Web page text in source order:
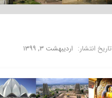
تاریخ انتشار: اردیبهشت ۳, ۱۳۹۹